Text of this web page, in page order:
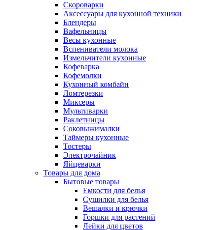
Скороварки
Аксессуары для кухонной техники
Блендеры
Вафельницы
Весы кухонные
Вспениватели молока
Измельчители кухонные
Кофеварка
Кофемолки
Кухонный комбайн
Ломтерезки
Миксеры
Мультиварки
Раклетницы
Соковыжималки
Таймеры кухонные
Тостеры
Электрочайник
Яйцеварки
Товары для дома
Бытовые товары
Емкости для белья
Сушилки для белья
Вешалки и крючки
Горшки для растений
Лейки для цветов